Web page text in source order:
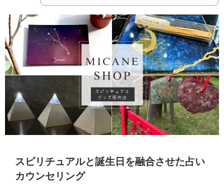
スピリチュアルと誕生日を融合させた占い
カウンセリング